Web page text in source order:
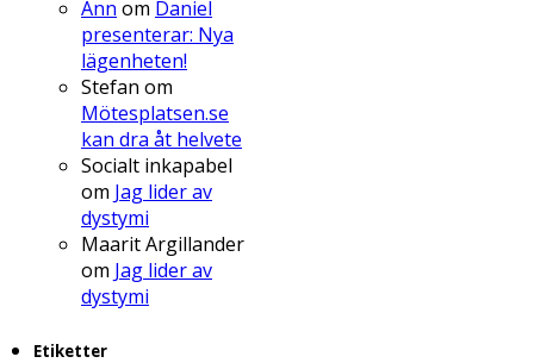
Ann om Daniel
presenterar: Nya
lägenheten!
Stefan om
Mötesplatsen.se
kan dra åt helvete
Socialt inkapabel
om Jag lider av
dystymi
Maarit Argillander
om Jag lider av
dystymi
Etiketter